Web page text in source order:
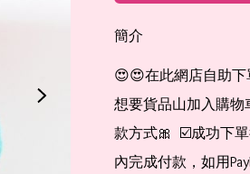
簡介
😍😍在此網店自助下
想要貨品山加入購物車
款方式🎀  ☑️成功下
內完成付款，如用